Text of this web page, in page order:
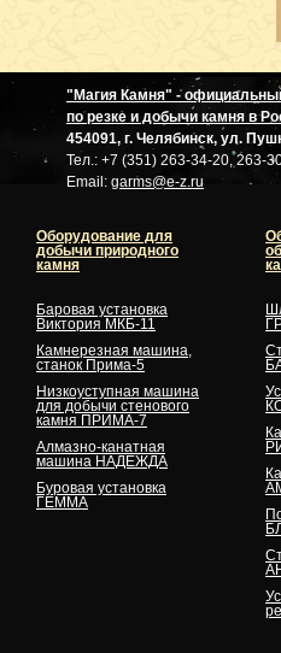
"Магия Камня" -
по резке и добычи камня в
454091, г. Челябинск, ул.
Тел.: +7 (351) 263-34-20, 263-
Email: garms@e-z.ru
Оборудование для
добычи природного
камня
Баровая установка
Виктория МКБ-11
Камнерезная машина,
станок Прима-5
Низкоуступная машина
для добычи стенового
камня ПРИМА-7
Алмазно-канатная
машина НАДЕЖДА
Буровая установка
ГЕММА